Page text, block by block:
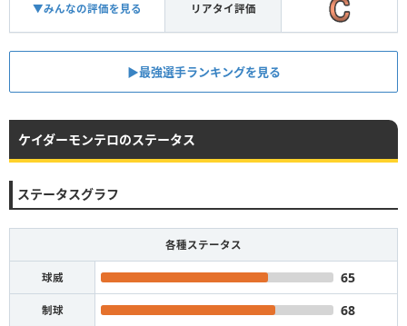
▼みんなの評価を見る リアタイ評価
▶︎最強選手ランキングを見る
ケイダーモンテロのステータス
ステータスグラフ
各種ステータス
球威 65
制球 68